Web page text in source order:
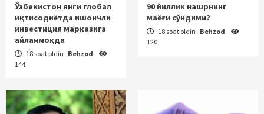
Ўзбекистон янги глобал
иқтисодиётда ишончли
инвестиция марказига
айланмоқда
18 soat oldin Behzod
144
90 йиллик нашрнинг
маёғи сўндими?
18 soat oldin Behzod
120